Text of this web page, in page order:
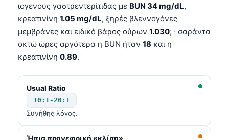
ιογενούς γαστρεντερίτιδας με BUN 34 mg/dL,
κρεατινίνη 1.05 mg/dL, ξηρές βλεννογόνες
μεμβράνες και ειδικό βάρος ούρων 1.030; · σαράντα
οκτώ ώρες αργότερα η BUN ήταν 18 και η
κρεατινίνη 0.89.
Usual Ratio
10:1-20:1
Συνήθης λόγος.
Ήπια προνεφρική «κλίση»